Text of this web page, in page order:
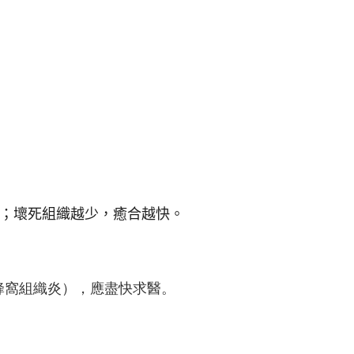
壞死組織越少，癒合越快。
組織炎），應盡快求醫。